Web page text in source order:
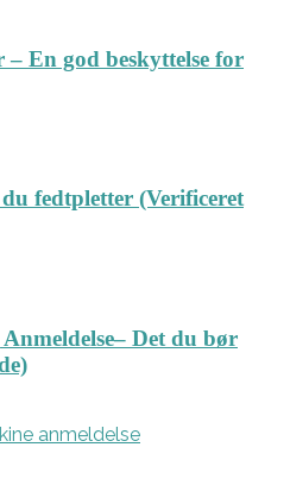
En god beskyttelse for
fedtpletter (Verificeret
Anmeldelse– Det du bør